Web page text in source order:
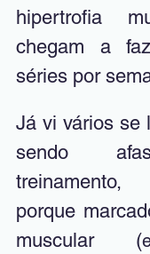
hipertrofia
chegam a
séries por
Já vi vários se
sendo
treinamento,
porque
muscular (